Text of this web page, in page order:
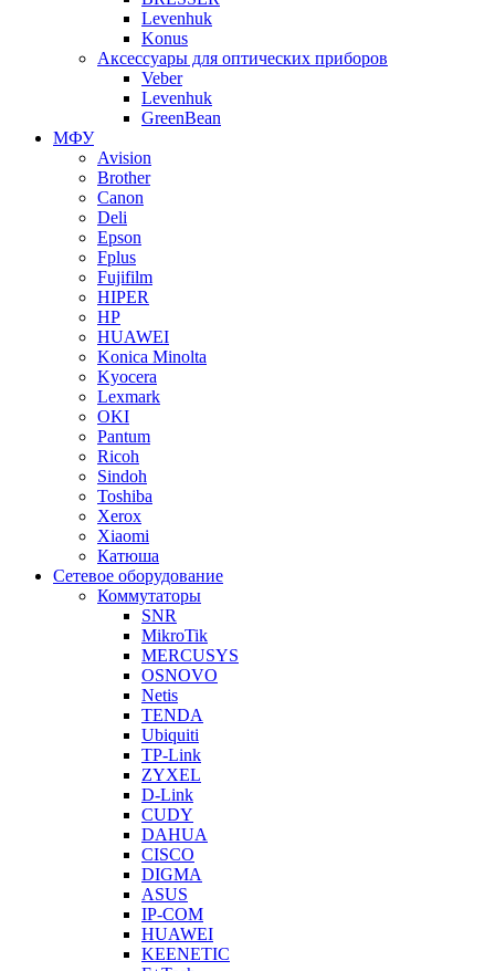
Levenhuk
Konus
Аксессуары для оптических приборов
Veber
Levenhuk
GreenBean
МФУ
Avision
Brother
Canon
Deli
Epson
Fplus
Fujifilm
HIPER
HP
HUAWEI
Konica Minolta
Kyocera
Lexmark
OKI
Pantum
Ricoh
Sindoh
Toshiba
Xerox
Xiaomi
Катюша
Сетевое оборудование
Коммутаторы
SNR
MikroTik
MERCUSYS
OSNOVO
Netis
TENDA
Ubiquiti
TP-Link
ZYXEL
D-Link
CUDY
DAHUA
CISCO
DIGMA
ASUS
IP-COM
HUAWEI
KEENETIC